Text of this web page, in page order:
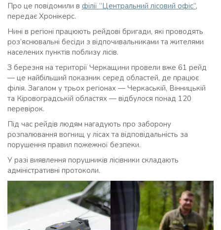
Про це повідомили в філії “Центральний лісовий офіс”,
передає Хронікерс.
Нині в регіоні працюють рейдові бригади, які проводять
роз’яснювальні бесіди з відпочивальниками та жителями
населених пунктів поблизу лісів.
З березня на території Черкащини провели вже 61 рейд
— це найбільший показник серед областей, де працює
філія. Загалом у трьох регіонах — Черкаській, Вінницькій
та Кіровоградській областях — відбулося понад 120
перевірок.
Під час рейдів людям нагадують про заборону
розпалювання вогнищ у лісах та відповідальність за
порушення правил пожежної безпеки.
У разі виявлення порушників лісівники складають
адміністративні протоколи.